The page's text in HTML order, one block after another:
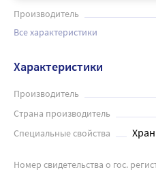
Производитель
Все характеристики
Характеристики
Производитель
Страна производитель
Специальные свойства
Номер свидетельства о гос.